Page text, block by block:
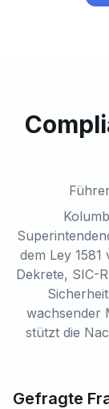
dem Ley
Dekrete, SIC-
wachsender
stützt die
Gefragte